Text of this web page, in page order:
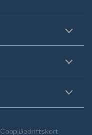
Coop Bedriftskort